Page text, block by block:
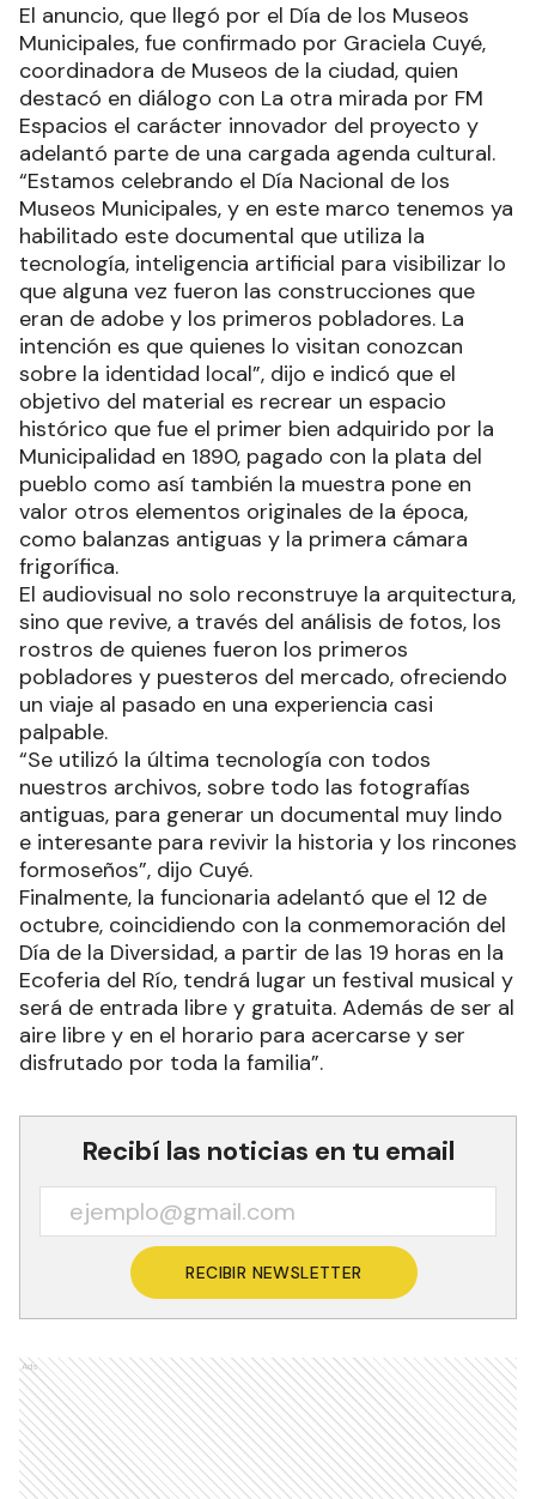
El anuncio, que llegó por el Día de los Museos
Municipales, fue confirmado por Graciela Cuyé,
coordinadora de Museos de la ciudad, quien
destacó en diálogo con La otra mirada por FM
Espacios el carácter innovador del proyecto y
adelantó parte de una cargada agenda cultural.
“Estamos celebrando el Día Nacional de los
Museos Municipales, y en este marco tenemos ya
habilitado este documental que utiliza la
tecnología, inteligencia artificial para visibilizar lo
que alguna vez fueron las construcciones que
eran de adobe y los primeros pobladores. La
intención es que quienes lo visitan conozcan
sobre la identidad local”, dijo e indicó que el
objetivo del material es recrear un espacio
histórico que fue el primer bien adquirido por la
Municipalidad en 1890, pagado con la plata del
pueblo como así también la muestra pone en
valor otros elementos originales de la época,
como balanzas antiguas y la primera cámara
frigorífica.
El audiovisual no solo reconstruye la arquitectura,
sino que revive, a través del análisis de fotos, los
rostros de quienes fueron los primeros
pobladores y puesteros del mercado, ofreciendo
un viaje al pasado en una experiencia casi
palpable.
“Se utilizó la última tecnología con todos
nuestros archivos, sobre todo las fotografías
antiguas, para generar un documental muy lindo
e interesante para revivir la historia y los rincones
formoseños”, dijo Cuyé.
Finalmente, la funcionaria adelantó que el 12 de
octubre, coincidiendo con la conmemoración del
Día de la Diversidad, a partir de las 19 horas en la
Ecoferia del Río, tendrá lugar un festival musical y
será de entrada libre y gratuita. Además de ser al
aire libre y en el horario para acercarse y ser
disfrutado por toda la familia”.
Recibí las noticias en tu email
RECIBIR NEWSLETTER
Ads